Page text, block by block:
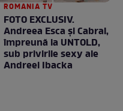
ROMANIA TV
FOTO EXCLUSIV.
Andreea Esca şi Cabral,
împreună la UNTOLD,
sub privirile sexy ale
Andreei Ibacka